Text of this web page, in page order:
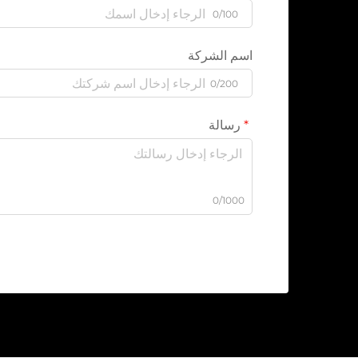
0/100
اسم الشركة
0/200
رسالة
0/1000